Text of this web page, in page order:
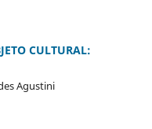
CULTURAL:
Agustini